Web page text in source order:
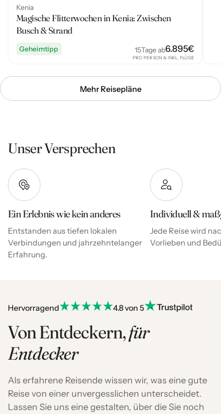
Kenia
Magische Flitterwochen in Kenia: Zwischen
Busch & Strand
Geheimtipp 15Tage ab6.895€
PRO PERSON & INKL. FLÜGE
Mehr Reisepläne
Unser Versprechen
Ein Erlebnis wie kein anderes
Entstanden aus tiefen lokalen
Verbindungen und jahrzehntelanger
Erfahrung.
Individuell &
Jede Reise wird
Vorlieben und
Hervorragend 4.8 von 5
Von Entdeckern,für
Entdecker
Als erfahrene Reisende wissen wir, was eine gute
Reise von einer unvergesslichen unterscheidet.
Lassen Sie uns eine gestalten, über die Sie noch